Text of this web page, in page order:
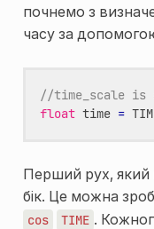
почнемо з
часу за
//time_scale is
float time =
Перший рух, який
бік. Це можна
cos TIME .